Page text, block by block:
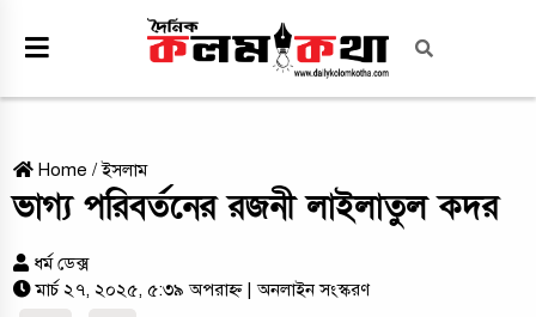
Home /ইসলাম
ভাগ্য পরিবর্তনের রজনী লাইলাতুল কদর
ধর্ম ডেক্স
মার্চ ২৭, ২০২৫, ৫:৩৯ অপরাহ্ন
| অনলাইন সংস্করণ